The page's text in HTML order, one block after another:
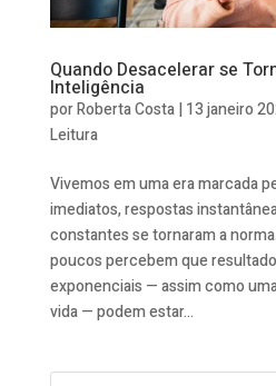
Quando Desacelerar se
Inteligência
porRoberta Costa|13 janeiro
Leitura
Vivemos em uma era marcada
imediatos, respostas
constantes se tornaram a
poucos percebem que
exponenciais — assim como
vida — podem estar...